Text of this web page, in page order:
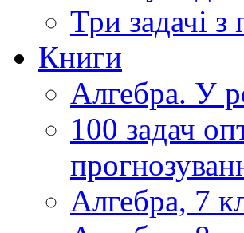
Три задачі
Книги
Алгебра. У
100 задач
Алгебра, 7